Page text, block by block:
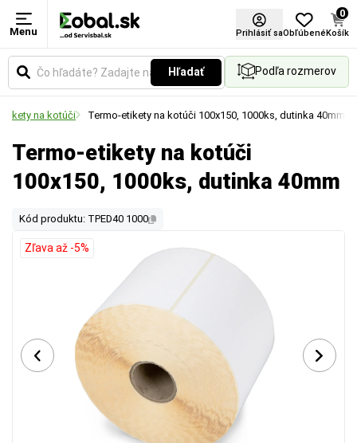
Menu Prihlásiť saObľúbené
0
Košík
Hľadať Podľa rozmerov
na kotúči Termo-etikety na kotúči 100x150, 1000ks, dutinka 40mm
Termo-etikety na kotúči
100x150, 1000ks, dutinka 40mm
Kód produktu: TPED40 1000
Zľava až -5%